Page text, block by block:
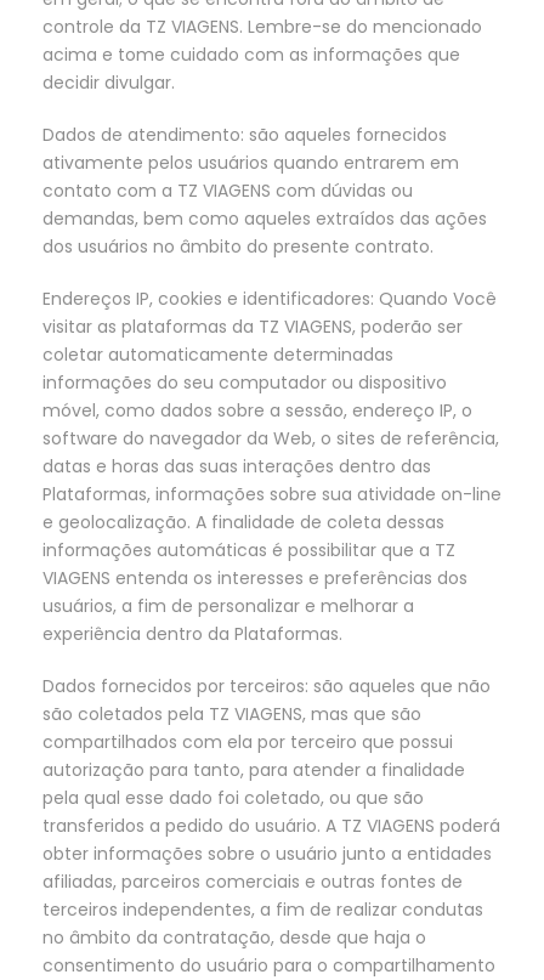
controle da TZ VIAGENS. Lembre-se do mencionado
acima e tome cuidado com as informações que
decidir divulgar.
Dados de atendimento: são aqueles fornecidos
ativamente pelos usuários quando entrarem em
contato com a TZ VIAGENS com dúvidas ou
demandas, bem como aqueles extraídos das ações
dos usuários no âmbito do presente contrato.
Endereços IP, cookies e identificadores: Quando Você
visitar as plataformas da TZ VIAGENS, poderão ser
coletar automaticamente determinadas
informações do seu computador ou dispositivo
móvel, como dados sobre a sessão, endereço IP, o
software do navegador da Web, o sites de referência,
datas e horas das suas interações dentro das
Plataformas, informações sobre sua atividade on-line
e geolocalização. A finalidade de coleta dessas
informações automáticas é possibilitar que a TZ
VIAGENS entenda os interesses e preferências dos
usuários, a fim de personalizar e melhorar a
experiência dentro da Plataformas.
Dados fornecidos por terceiros: são aqueles que não
são coletados pela TZ VIAGENS, mas que são
compartilhados com ela por terceiro que possui
autorização para tanto, para atender a finalidade
pela qual esse dado foi coletado, ou que são
transferidos a pedido do usuário. A TZ VIAGENS poderá
obter informações sobre o usuário junto a entidades
afiliadas, parceiros comerciais e outras fontes de
terceiros independentes, a fim de realizar condutas
no âmbito da contratação, desde que haja o
consentimento do usuário para o compartilhamento